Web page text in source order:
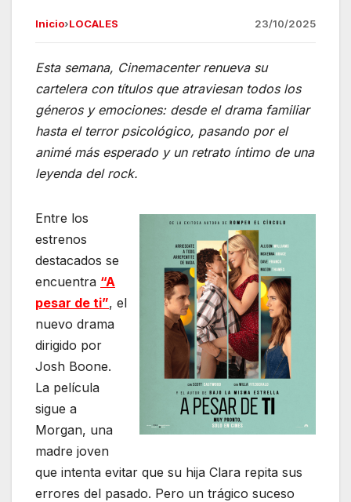
c
e
b
o
o
k
at
s
A
p
p
e
gr
a
m
ail
Inicio›LOCALES 23/10/2025
Esta semana, Cinemacenter renueva su
cartelera con títulos que atraviesan todos los
géneros y emociones: desde el drama familiar
hasta el terror psicológico, pasando por el
animé más esperado y un retrato íntimo de una
leyenda del rock.
Entre los
estrenos
destacados se
encuentra “A
pesar de ti”, el
nuevo drama
dirigido por
Josh Boone.
La película
sigue a
Morgan, una
madre joven
que intenta evitar que su hija Clara repita sus
errores del pasado. Pero un trágico suceso